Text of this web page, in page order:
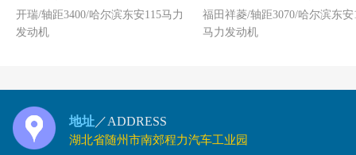
开瑞/轴距3400/哈尔滨东安115马力
发动机
福田祥菱/轴距3070/哈尔滨东安
马力发动机
地址 ／ADDRESS
湖北省随州市南郊程力汽车工业园